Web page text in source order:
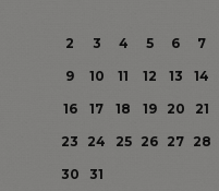
2
3 4 5 6 7
9
10 11 12 13 14
16
17 18 19 20 21
23
24 25 26 27 28
30
31